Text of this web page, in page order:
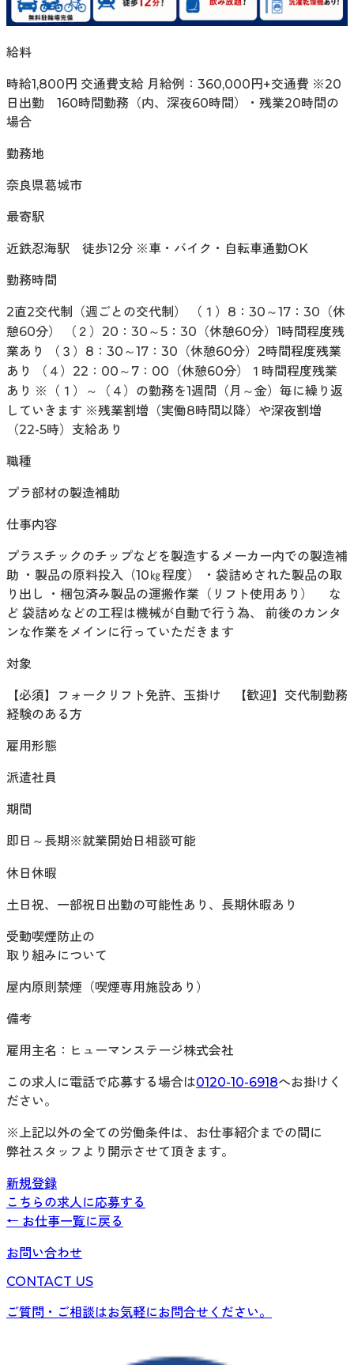
給料
時給1,800円 交通費支給 月給例：360,000円+交通費 ※20
日出勤 160時間勤務（内、深夜60時間）・残業20時間の
場合
勤務地
奈良県葛城市
最寄駅
近鉄忍海駅 徒歩12分 ※車・バイク・自転車通勤OK
勤務時間
2直2交代制（週ごとの交代制） （１）8：30～17：30（休
憩60分） （２）20：30～5：30（休憩60分）1時間程度残
業あり （３）8：30～17：30（休憩60分）2時間程度残業
あり （４）22：00～7：00（休憩60分）１時間程度残業
あり ※（１）～（４）の勤務を1週間（月～金）毎に繰り返
していきます ※残業割増（実働8時間以降）や深夜割増
（22-5時）支給あり
職種
プラ部材の製造補助
仕事内容
プラスチックのチップなどを製造するメーカー内での製造補
助 ・製品の原料投入（10㎏程度） ・袋詰めされた製品の取
り出し ・梱包済み製品の運搬作業（リフト使用あり） な
ど 袋詰めなどの工程は機械が自動で行う為、 前後のカンタ
ンな作業をメインに行っていただきます
対象
【必須】フォークリフト免許、玉掛け 【歓迎】交代制勤務
経験のある方
雇用形態
派遣社員
期間
即日～長期※就業開始日相談可能
休日休暇
土日祝、一部祝日出勤の可能性あり、長期休暇あり
受動喫煙防止の
取り組みについて
屋内原則禁煙（喫煙専用施設あり）
備考
雇用主名：ヒューマンステージ株式会社
この求人に電話で応募する場合は0120-10-6918へお掛けく
ださい。
※上記以外の全ての労働条件は、お仕事紹介までの間に
弊社スタッフより開示させて頂きます。
新規登録
こちらの求人に応募する
← お仕事一覧に戻る
お問い合わせ
CONTACT US
ご質問・ご相談はお気軽にお問合せください。